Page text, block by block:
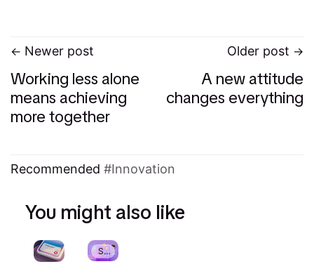
Newer post Older post
Working less alone
means achieving
more together
A new attitude
changes everything
Recommended Innovation
You might also like
Summit